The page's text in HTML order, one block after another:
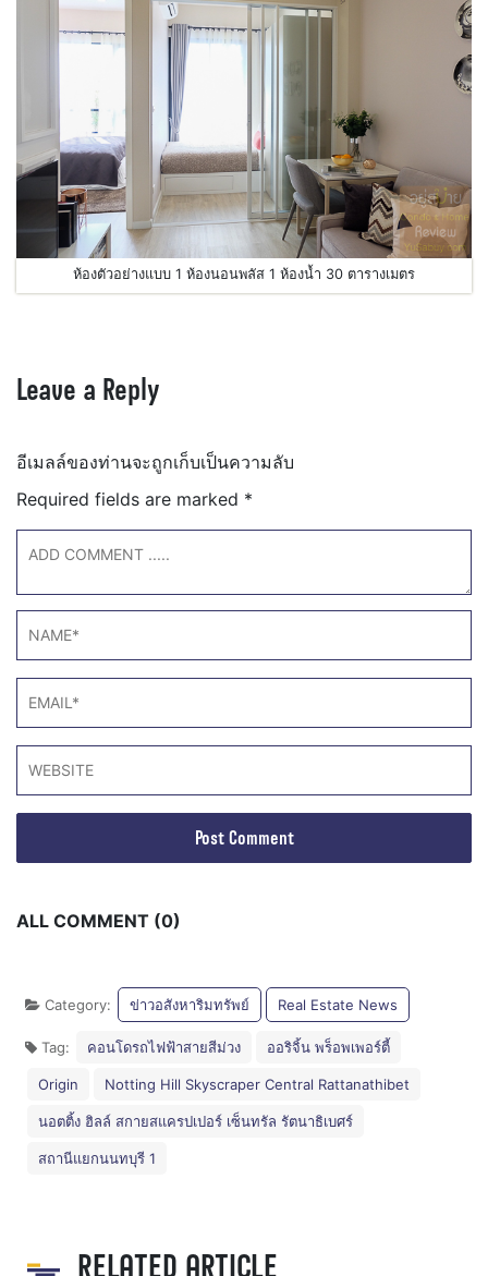
ห้องตัวอย่างแบบ 1 ห้องนอนพลัส 1 ห้องน้ำ 30 ตารางเมตร
Leave a Reply
อีเมลล์ของท่านจะถูกเก็บเป็นความลับ
Required fields are marked *
ALL COMMENT (0)
Category: ข่าวอสังหาริมทรัพย์ Real Estate News
Tag: คอนโดรถไฟฟ้าสายสีม่วง ออริจิ้น พร็อพเพอร์ตี้
Origin Notting Hill Skyscraper Central Rattanathibet
นอตติ้ง ฮิลล์ สกายสแครปเปอร์ เซ็นทรัล รัตนาธิเบศร์
สถานีแยกนนทบุรี 1